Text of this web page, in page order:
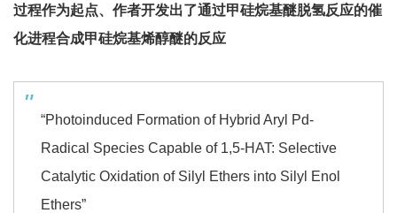
过程作为起点、作者开发出了通过甲硅烷基醚脱氢反应的催
化进程合成甲硅烷基烯醇醚的反应
“Photoinduced Formation of Hybrid Aryl Pd-
Radical Species Capable of 1,5-HAT: Selective
Catalytic Oxidation of Silyl Ethers into Silyl Enol
Ethers”